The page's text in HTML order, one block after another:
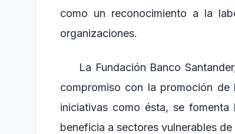
como un reconocimiento a la
organizaciones.
La Fundación Banco
compromiso con la promoción
iniciativas como ésta, se
beneficia a sectores vulnerables